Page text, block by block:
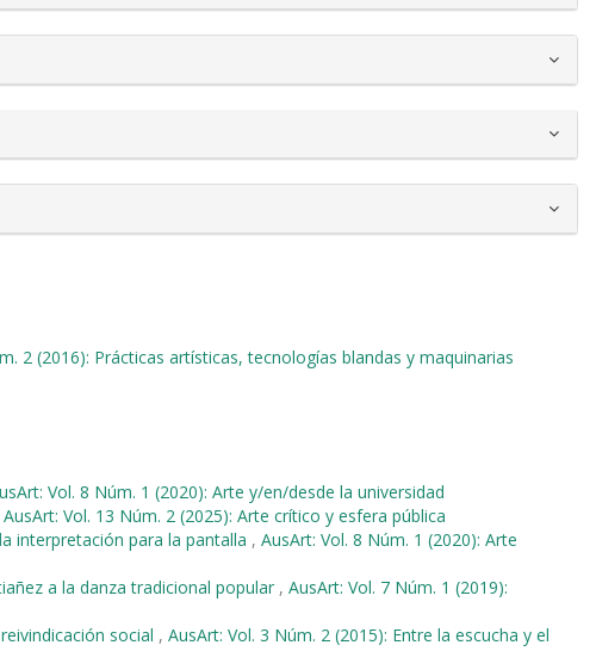
2 (2016): Prácticas artísticas, tecnologías blandas y maquinarias
Vol. 8 Núm. 1 (2020): Arte y/en/desde la universidad
AusArt: Vol. 13 Núm. 2 (2025): Arte crítico y esfera pública
interpretación para la pantalla , AusArt: Vol. 8 Núm. 1 (2020): Arte
a la danza tradicional popular , AusArt: Vol. 7 Núm. 1 (2019):
social , AusArt: Vol. 3 Núm. 2 (2015): Entre la escucha y el